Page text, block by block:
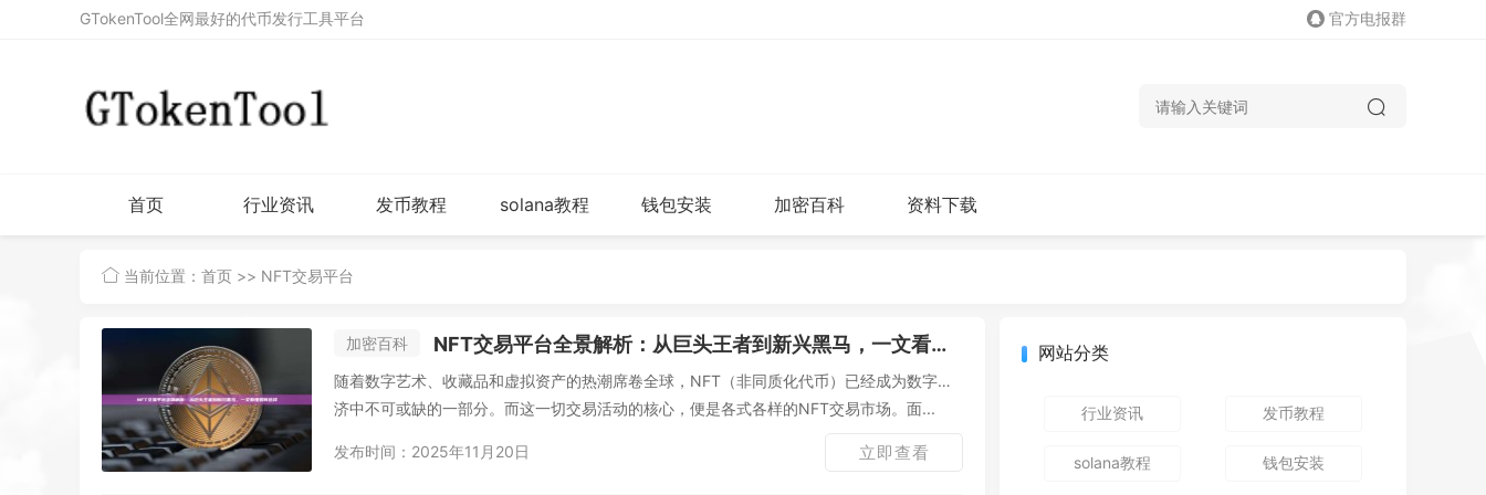
GTokenTool全网最好的代币发行工具平台 官方电报群
首页 行业资讯 发币教程 solana教程 钱包安装 加密百科 资料下载
当前位置： 首页 >> NFT交易平台
加密百科 NFT交易平台全景解析：从巨头王者到新兴黑马，一文看懂如何选择
随着数字艺术、收藏品和虚拟资产的热潮席卷全球，NFT（非同质化代币）已经成为数字经
济中不可或缺的一部分。而这一切交易活动的核心，便是各式各样的NFT交易市场。面...
发布时间：2025年11月20日 立即查看
网站分类
行业资讯 发币教程
solana教程 钱包安装